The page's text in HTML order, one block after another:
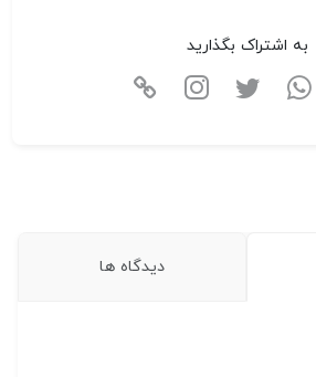
به اشتراک بگذارید
دیدگاه ها